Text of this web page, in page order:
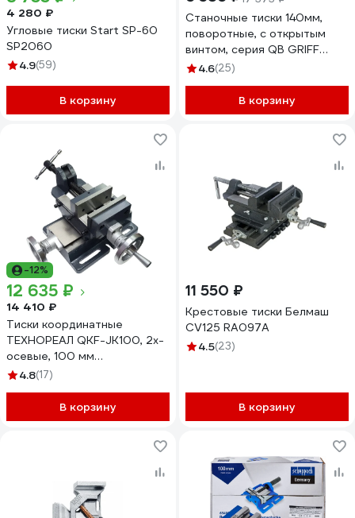
4 280 ₽
Угловые тиски Start SP-60
SP2060
4.9(59)
В корзину
Станочные тиски 140мм,
поворотные, с открытым
винтом, серия QB GRIFF
b241201
4.6(25)
В корзину
-12%
12 635 ₽
14 410 ₽
Тиски координатные
ТЕХНОРЕАЛ QKF-JK100, 2х-
осевые, 100 мм
МА320300721
4.8(17)
В корзину
11 550 ₽
Крестовые тиски Белмаш
CV125 RA097A
4.5(23)
В корзину